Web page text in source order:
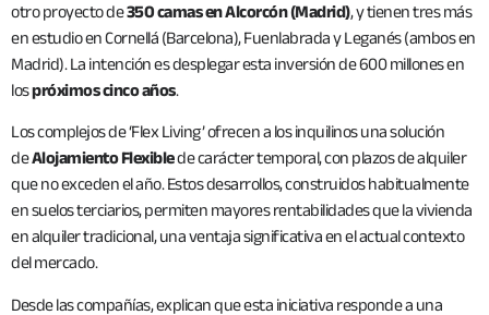
otro proyecto de350 camas en Alcorcón (Madrid), y tienen tres más
en estudio en Cornellá (Barcelona), Fuenlabrada y Leganés (ambos en
Madrid). La intención es desplegar esta inversión de 600 millones en
lospróximos cinco años.
Los complejos de ‘Flex Living’ ofrecen a los inquilinos una solución
deAlojamiento Flexiblede carácter temporal, con plazos de alquiler
que no exceden el año. Estos desarrollos, construidos habitualmente
en suelos terciarios, permiten mayores rentabilidades que la vivienda
en alquiler tradicional, una ventaja significativa en el actual contexto
del mercado.
Desde las compañías, explican que esta iniciativa responde a una